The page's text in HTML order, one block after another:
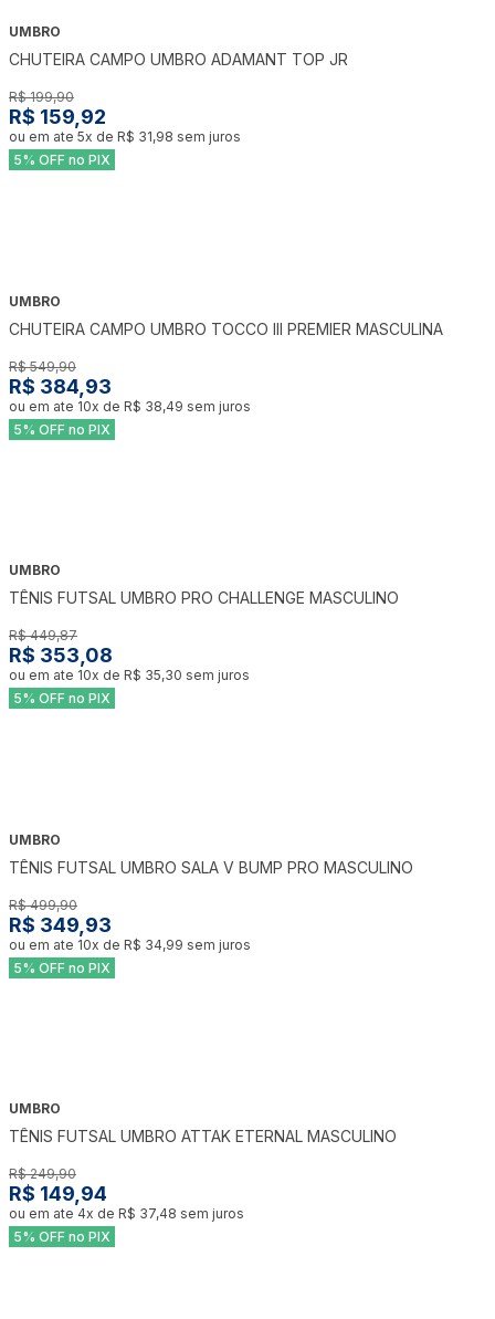
UMBRO
CHUTEIRA CAMPO UMBRO ADAMANT TOP JR
R$ 199,90
R$ 159,92
ou em ate 5x de R$ 31,98 sem juros
5% OFF no PIX
UMBRO
CHUTEIRA CAMPO UMBRO TOCCO III PREMIER MASCULINA
R$ 549,90
R$ 384,93
ou em ate 10x de R$ 38,49 sem juros
5% OFF no PIX
UMBRO
TÊNIS FUTSAL UMBRO PRO CHALLENGE MASCULINO
R$ 449,87
R$ 353,08
ou em ate 10x de R$ 35,30 sem juros
5% OFF no PIX
UMBRO
TÊNIS FUTSAL UMBRO SALA V BUMP PRO MASCULINO
R$ 499,90
R$ 349,93
ou em ate 10x de R$ 34,99 sem juros
5% OFF no PIX
UMBRO
TÊNIS FUTSAL UMBRO ATTAK ETERNAL MASCULINO
R$ 249,90
R$ 149,94
ou em ate 4x de R$ 37,48 sem juros
5% OFF no PIX